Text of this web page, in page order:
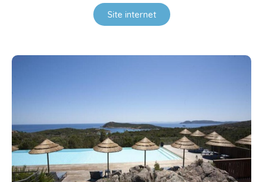
Site internet